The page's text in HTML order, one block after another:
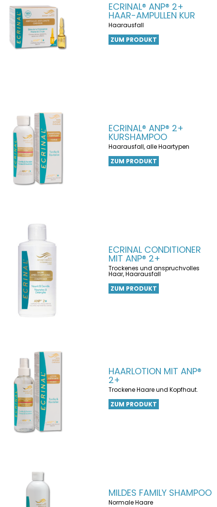
ECRINAL® ANP® 2+
HAAR-AMPULLEN KUR
Haarausfall
ZUM PRODUKT
ECRINAL® ANP® 2+
KURSHAMPOO
Haarausfall, alle Haartypen
ZUM PRODUKT
ECRINAL CONDITIONER
MIT ANP® 2+
Trockenes und anspruchvolles
Haar, Haarausfall
ZUM PRODUKT
HAARLOTION MIT ANP®
2+
Trockene Haare und Kopfhaut.
ZUM PRODUKT
MILDES FAMILY SHAMPOO
Normale Haare